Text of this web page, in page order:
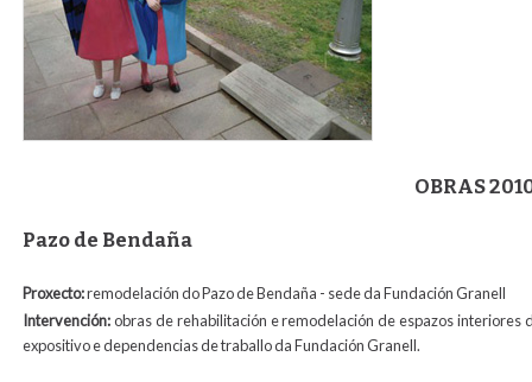
OBRAS
Pazo de Bendaña
Proxecto:remodelación do Pazo de Bendaña - sede da Fundación Granell
Intervención:obras de rehabilitación e remodelación de espazos interiores
expositivo e dependencias de traballo da Fundación Granell.